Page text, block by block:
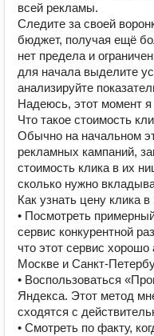
всей рекламы.
Следите за своей
бюджет, получая ещё
нет предела и
для начала выделите
анализируйте
Надеюсь, этот момент
Что такое стоимость
Обычно на начальном
рекламных кампаний,
стоимость клика в их
сколько нужно
Как узнать цену клика
• Посмотреть
сервис конкурентной
что этот сервис
Москве и Санкт-
• Воспользоваться
Яндекса. Этот метод
сходятся с
• Смотреть по факту,